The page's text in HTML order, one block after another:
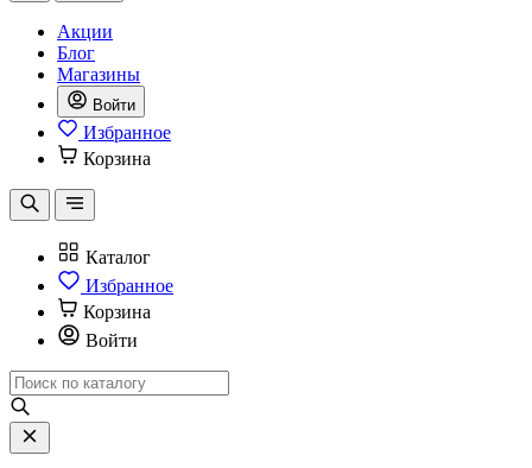
Акции
Блог
Магазины
Войти
Избранное
Корзина
Каталог
Избранное
Корзина
Войти